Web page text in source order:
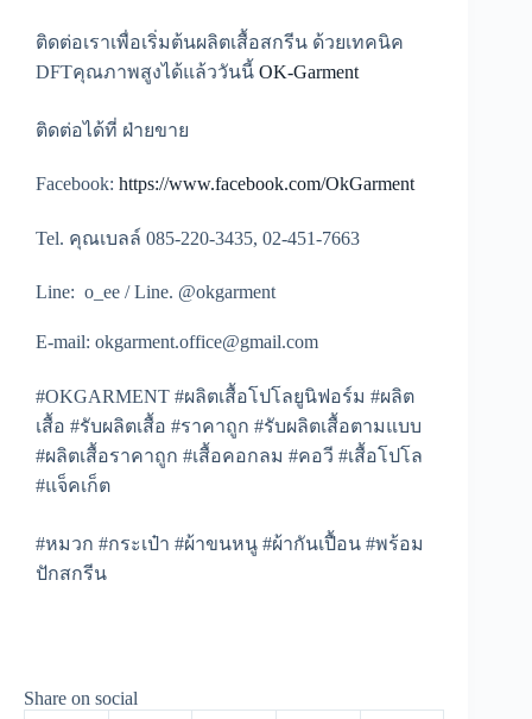
ติดต่อเราเพื่อเริ่มต้นผลิตเสื้อสกรีน ด้วยเทคนิค
DFTคุณภาพสูงได้แล้ววันนี้ OK-Garment
ติดต่อได้ที่ ฝ่ายขาย
Facebook: https://www.facebook.com/OkGarment
Tel. คุณเบลล์ 085-220-3435, 02-451-7663
Line: o_ee / Line. @okgarment
E-mail: okgarment.office@gmail.com
#OKGARMENT #ผลิตเสื้อโปโลยูนิฟอร์ม #ผลิต
เสื้อ #รับผลิตเสื้อ #ราคาถูก #รับผลิตเสื้อตามแบบ
#ผลิตเสื้อราคาถูก #เสื้อคอกลม #คอวี #เสื้อโปโล
#แจ็คเก็ต
#หมวก #กระเป๋า #ผ้าขนหนู #ผ้ากันเปื้อน #พร้อม
ปักสกรีน
Share on social